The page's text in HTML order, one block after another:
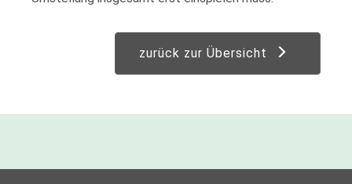
zurück zur Übersicht